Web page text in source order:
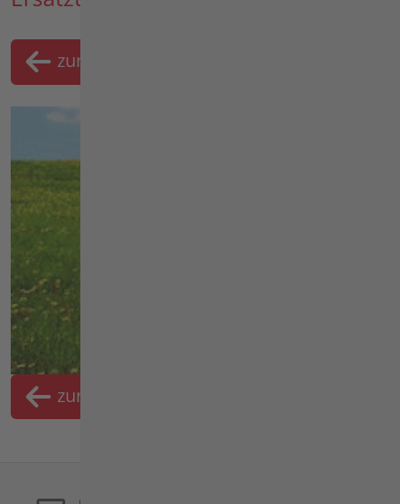
zurück
zurück